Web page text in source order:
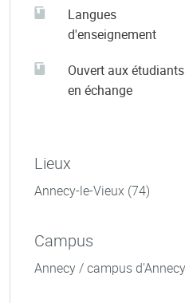
Langues
d'enseignement
Ouvert aux étudiants
en échange
Lieux
Annecy-le-Vieux (74)
Campus
Annecy / campus